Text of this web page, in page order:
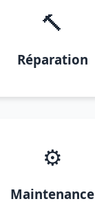
🔨
Réparation
⚙️
Maintenance